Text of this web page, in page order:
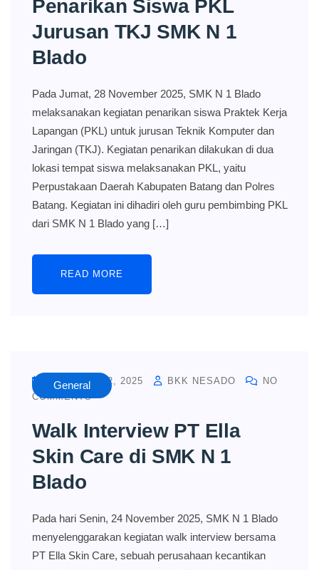
Penarikan Siswa PKL
Jurusan TKJ SMK N 1
Blado
Pada Jumat, 28 November 2025, SMK N 1 Blado
melaksanakan kegiatan penarikan siswa Praktek Kerja
Lapangan (PKL) untuk jurusan Teknik Komputer dan
Jaringan (TKJ). Kegiatan penarikan dilakukan di dua
lokasi tempat siswa melaksanakan PKL, yaitu
Perpustakaan Daerah Kabupaten Batang dan Polres
Batang. Kegiatan ini dihadiri oleh guru pembimbing PKL
dari SMK N 1 Blado yang […]
READ MORE
General
DECEMBER 2, 2025 BKK NESADO
NO
COMMENTS
Walk Interview PT Ella
Skin Care di SMK N 1
Blado
Pada hari Senin, 24 November 2025, SMK N 1 Blado
menyelenggarakan kegiatan walk interview bersama
PT Ella Skin Care, sebuah perusahaan kecantikan